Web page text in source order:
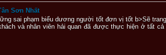
Sơn Nhất
sai phạm biểu dương người tốt đơn vị tốt b>Sẽ
và nhân viên hải quan đã được thực hiện ở tất